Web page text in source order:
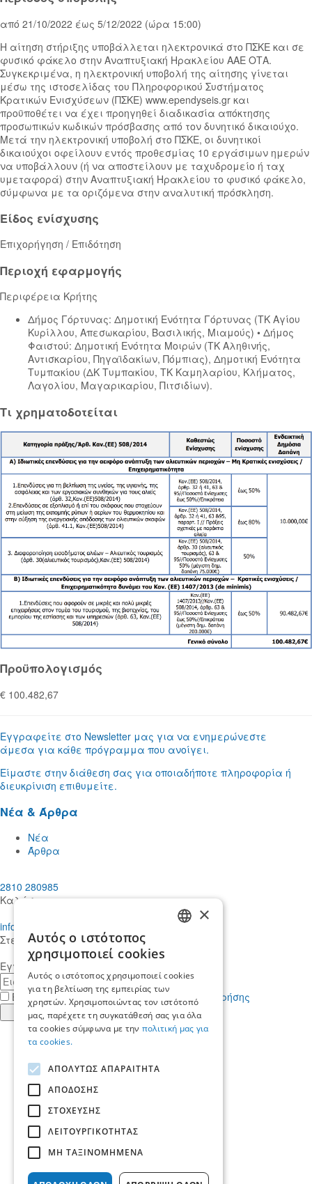
από 21/10/2022 έως 5/12/2022 (ώρα 15:00)
Η αίτηση στήριξης υποβάλλεται ηλεκτρονικά στο ΠΣΚΕ και σε
φυσικό φάκελο στην Αναπτυξιακή Ηρακλείου ΑΑΕ ΟΤΑ.
Συγκεκριμένα, η ηλεκτρονική υποβολή της αίτησης γίνεται
μέσω της ιστοσελίδας του Πληροφορικού Συστήματος
Κρατικών Ενισχύσεων (ΠΣΚΕ) www.ependyseis.gr και
προϋποθέτει να έχει προηγηθεί διαδικασία απόκτησης
προσωπικών κωδικών πρόσβασης από τον δυν​ητικό δικαιούχο.
Μετά την ηλεκτρονική υποβολή στο ΠΣΚΕ, οι δυνητικοί
δικαιούχοι οφείλουν εντός προθεσμίας 10 εργάσιμων ημερών
να υποβάλλουν (ή να αποστείλουν με ταχυδρομείο ή ταχ​
υμεταφορά) στην Αναπτυξιακή Ηρακλείου το φυσικό φάκελο,
σύμφωνα με τα οριζόμενα στην αναλυτική πρόσκληση.
Είδος ενίσχυσης
Επιχορήγηση / Επιδότηση
Περιοχή εφαρμογής
Περιφέρεια Κρήτης
Δήμος Γόρτυνας: Δημοτική Ενότητα Γόρτυνας (ΤΚ Αγίου
Κυρίλλου, Απεσωκαρίου, Βασιλικής, Μιαμούς) • Δήμος
Φαιστού: Δημοτική Ενότητα Μοιρών (ΤΚ Αληθινής,
Αντισκαρίου, Πηγαϊδακίων, Πόμπιας), Δημοτική Ενότητα
Τυμπακίου (ΔΚ Τυμπακίου, ΤΚ Καμηλαρίου, Κλήματος,
Λαγολίου, Μαγαρικαρίου, Πιτσιδίων).
Τι χρηματοδοτείται
Προϋπολογισμός
€ 100.482,67
Εγγραφείτε στο Newsletter μας για να ενημερώνεστε
άμεσα για κάθε πρόγραμμα που ανοίγει.
Είμαστε στην διάθεση σας για οποιαδήποτε πληροφορία ή
διευκρίνιση επιθυμείτε.
Νέα & Άρθρα
Νέα
Άρθρα
2810 280985
Καλέστε μας
info@mdcstiakakis.gr
Στείλτε μας το μήνυμά σας
Εγγραφείτε στο Newsletter μας
E-
mailΈχω διαβάσει κι αποδέχομαι τους
όρους χρήσης
Εγγραφή
in
Facebook
us
in
Instagram
Find
us
in
Twitter
Find
us
in
LinkedIn
Αρχική
Ποιοί είμαστε
Yπηρεσίες
Ποιοι μας εμπιστεύονται
Νέα & Άρθρα
Καριέρα
×
Αυτός ο ιστότοπος
χρησιμοποιεί cookies
Αυτός ο ιστότοπος χρησιμοποιεί cookies
για τη βελτίωση της εμπειρίας των
χρηστών. Χρησιμοποιώντας τον ιστότοπό
μας, παρέχετε τη συγκατάθεσή σας για όλα
τα cookies σύμφωνα με την πολιτική μας για
τα cookies.
ΑΠΟΛΥΤΩΣ ΑΠΑΡΑΙΤΗΤΑ
ΑΠΟΔΟΣΗΣ
ΣΤΟΧΕΥΣΗΣ
ΛΕΙΤΟΥΡΓΙΚΟΤΗΤΑΣ
ΜΗ ΤΑΞΙΝΟΜΗΜΕΝΑ